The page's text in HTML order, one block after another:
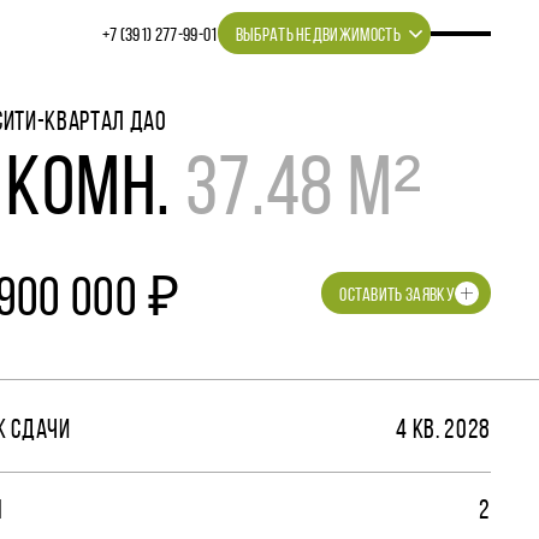
+7 (391) 277‒99‒01 ВЫБРАТЬ НЕДВИЖИМОСТЬ
КВАРТАЛ ДАО
КОМН. 37.48 М²
000 ₽ ОСТАВИТЬ ЗАЯВКУ
СДАЧИ 4 КВ. 2028
2